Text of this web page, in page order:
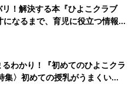
は、年中になってから。小学
学級に通っています。合理的
！解決する本『ひよこクラブ
なるまで、育児に役立つ情報が
わかり！『初めてのひよこクラ
集〉初めての授乳がうまくい
の基本と夏のトラブル 解決テ